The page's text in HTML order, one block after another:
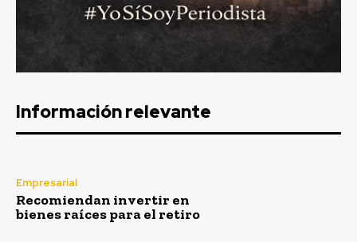
Información relevante
Empresarial
Recomiendan invertir en
bienes raíces para el retiro